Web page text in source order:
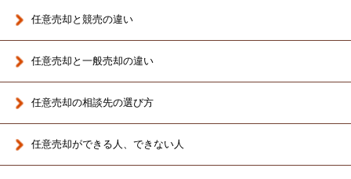
任意売却と競売の違い
任意売却と一般売却の違い
任意売却の相談先の選び方
任意売却ができる人、できない人